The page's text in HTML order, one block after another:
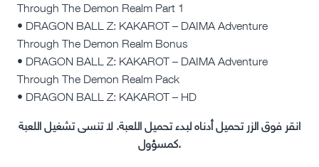
Through The Demon Realm Part 1
• DRAGON BALL Z: KAKAROT – DAIMA Adventure
Through The Demon Realm Bonus
• DRAGON BALL Z: KAKAROT – DAIMA Adventure
Through The Demon Realm Pack
• DRAGON BALL Z: KAKAROT – HD
انقر فوق الزر تحميل أدناه لبدء تحميل اللعبة. لا تنسى تشغيل اللعبة
كمسؤول.